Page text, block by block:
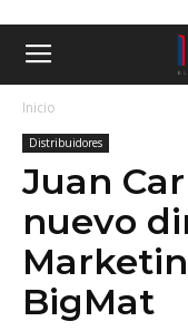
Inicio
Distribuidores
Juan
nuevo
BigMat